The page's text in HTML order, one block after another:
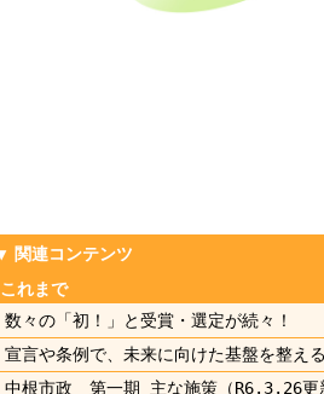
これまで
数々の「初！」と受賞・選定が続々！
宣言や条例で、未来に向けた基盤を整える
中根市政 第一期 主な施策（R6.3.26更